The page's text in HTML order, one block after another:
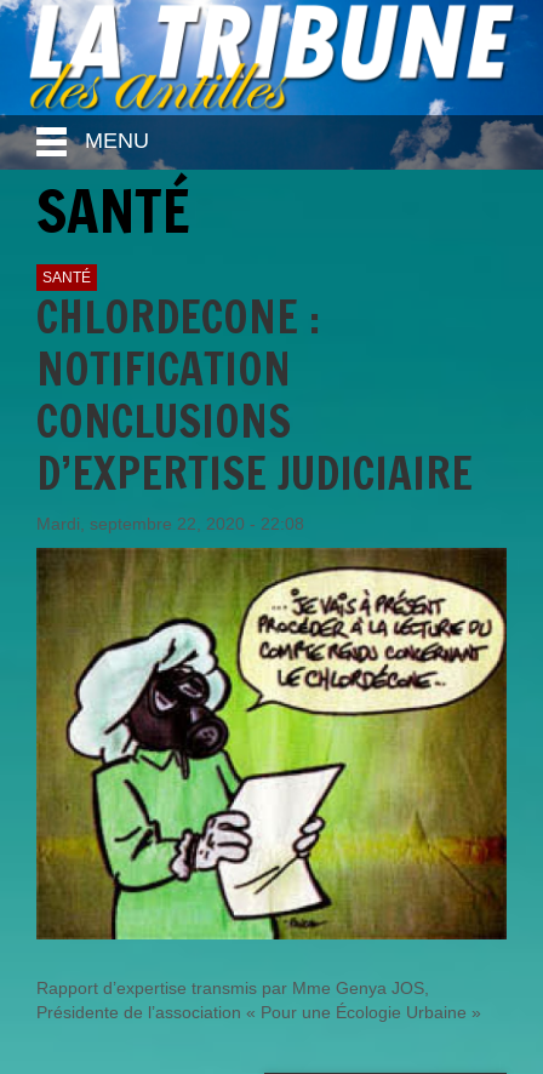
MENU
SANTÉ
SANTÉ
CHLORDECONE :
NOTIFICATION
CONCLUSIONS
D’EXPERTISE JUDICIAIRE
Mardi, septembre 22, 2020 - 22:08
Rapport d’expertise transmis par Mme Genya JOS,
Présidente de l’association « Pour une Écologie Urbaine »